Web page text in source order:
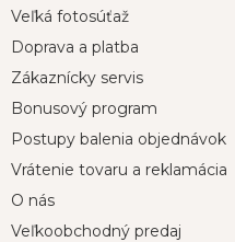
Veľká fotosúťaž
Doprava a platba
Zákaznícky servis
Bonusový program
Postupy balenia objednávok
Vrátenie tovaru a reklamácia
O nás
Veľkoobchodný predaj